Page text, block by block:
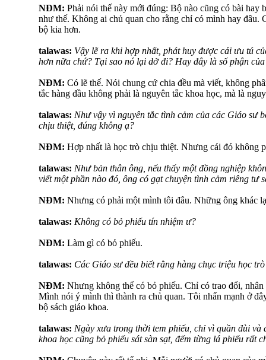
NĐM: Phải nói thế này mới đúng: Bộ nào cũng có bài hay
như thế. Không ai chủ quan cho rằng chỉ có mình hay đâu.
bộ kia hơn.
talawas: Vậy lẽ ra khi hợp nhất, phát huy được cái ưu tú
hơn nữa chứ? Tại sao nó lại dở đi? Hay đây là số phận
NĐM: Có lẽ thế. Nói chung cứ chia đều mà viết, không
tắc hàng đầu không phải là nguyên tắc khoa học, mà là
talawas: Như vậy vì nguyên tắc tình cảm của các Giáo sư
chịu thiệt, đúng không ạ?
NĐM: Hợp nhất là học trò chịu thiệt. Nhưng cái đó không
talawas: Như bản thân ông, nếu thấy một đồng nghiệp
viết một phần nào đó, ông có gạt chuyện tình cảm riêng tư
NĐM: Nhưng có phải một mình tôi đâu. Những ông khác
talawas: Không có bỏ phiếu tín nhiệm ư?
NĐM: Làm gì có bỏ phiếu.
talawas: Các Giáo sư đều biết rằng hàng chục triệu học trò
NĐM: Nhưng không thể có bỏ phiếu. Chỉ có trao đổi,
Mình nói ý mình thì thành ra chủ quan. Tôi nhấn mạnh ở
bộ sách giáo khoa.
talawas: Ngày xưa trong thời tem phiếu, chỉ vì quần đùi và
khoa học cũng bỏ phiếu sát sàn sạt, đếm từng lá phiếu rất